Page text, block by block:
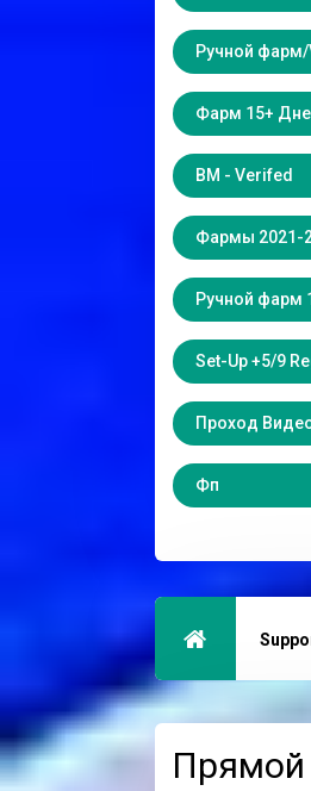
Ручной
Фарм 15+
BM - Verifed
Фармы 2021-
Ручной фарм
Set-Up +5/9
Проход
Фп
Прямой